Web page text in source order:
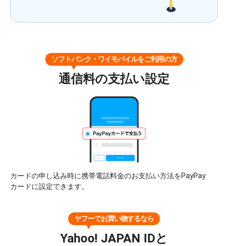
ソフトバンク・ワイモバイルをご利用の方
通信料の支払い設定
カードの申し込み時に携帯電話料金のお支払い方法をPayPay
カードに設定できます。
ヤフーでお買い物するなら
Yahoo! JAPAN IDと